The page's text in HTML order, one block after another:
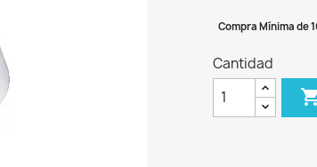
Compra Mínima de
Cantidad